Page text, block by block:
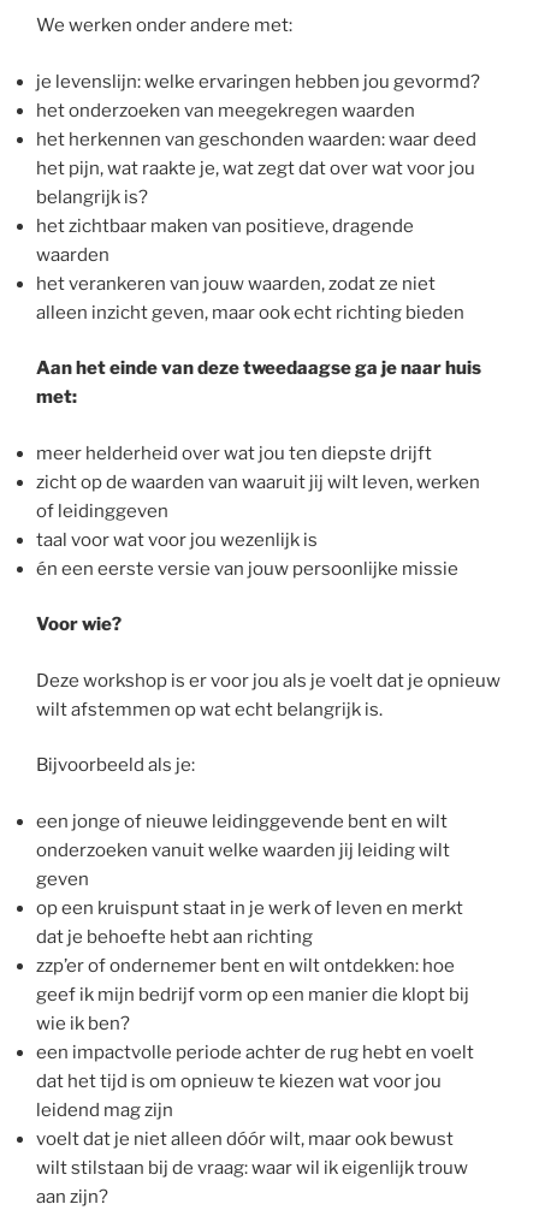
We werken onder andere met:
je levenslijn: welke ervaringen hebben jou gevormd?
het onderzoeken van meegekregen waarden
het herkennen van geschonden waarden: waar deed
het pijn, wat raakte je, wat zegt dat over wat voor jou
belangrijk is?
het zichtbaar maken van positieve, dragende
waarden
het verankeren van jouw waarden, zodat ze niet
alleen inzicht geven, maar ook echt richting bieden
Aan het einde van deze tweedaagse ga je naar huis
met:
meer helderheid over wat jou ten diepste drijft
zicht op de waarden van waaruit jij wilt leven, werken
of leidinggeven
taal voor wat voor jou wezenlijk is
én een eerste versie van jouw persoonlijke missie
Voor wie?
Deze workshop is er voor jou als je voelt dat je opnieuw
wilt afstemmen op wat echt belangrijk is.
Bijvoorbeeld als je:
een jonge of nieuwe leidinggevende bent en wilt
onderzoeken vanuit welke waarden jij leiding wilt
geven
op een kruispunt staat in je werk of leven en merkt
dat je behoefte hebt aan richting
zzp’er of ondernemer bent en wilt ontdekken: hoe
geef ik mijn bedrijf vorm op een manier die klopt bij
wie ik ben?
een impactvolle periode achter de rug hebt en voelt
dat het tijd is om opnieuw te kiezen wat voor jou
leidend mag zijn
voelt dat je niet alleen dóór wilt, maar ook bewust
wilt stilstaan bij de vraag: waar wil ik eigenlijk trouw
aan zijn?